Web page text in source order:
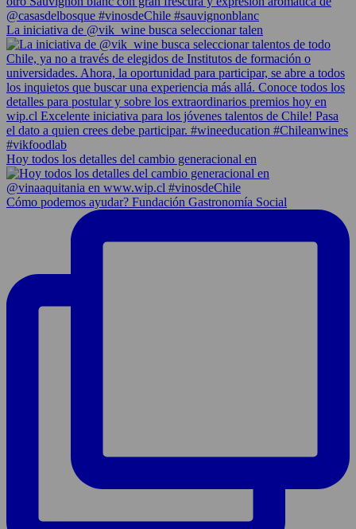
La iniciativa de @vik_wine busca seleccionar talen
Hoy todos los detalles del cambio generacional en
Cómo podemos ayudar? Fundación Gastronomía Social